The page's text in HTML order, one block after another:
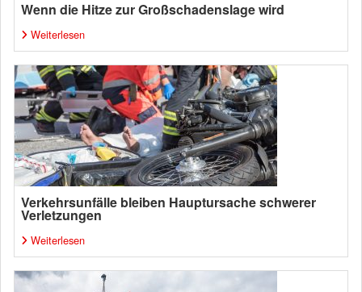
Wenn die Hitze zur Großschadenslage wird
Weiterlesen
Verkehrsunfälle bleiben Hauptursache schwerer
Verletzungen
Weiterlesen